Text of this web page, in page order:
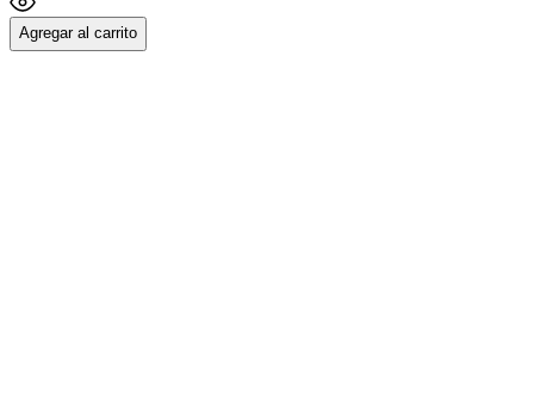
Agregar al carrito